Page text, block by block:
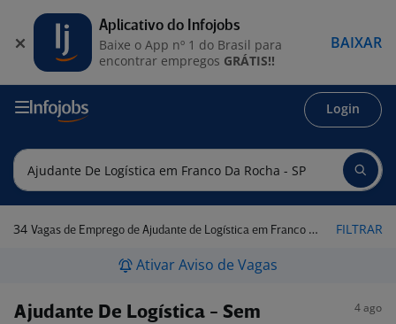
Login
34 Vagas de Emprego de Ajudante de Logística em Franco da Rocha - SP FILTRAR
Ativar Aviso de Vagas
Ajudante De Logística - Sem
4 ago
Aplicativo do Infojobs
Baixe o App nº 1 do Brasil para
encontrar empregos GRÁTIS!!
BAIXAR